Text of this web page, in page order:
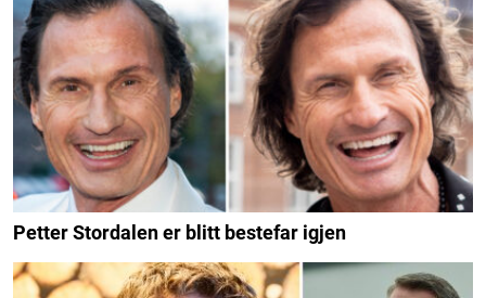
Petter Stordalen er blitt bestefar igjen